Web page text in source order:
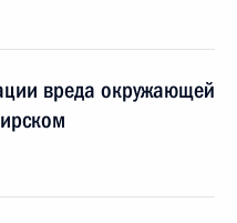
вреда окружающей